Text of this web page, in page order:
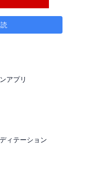
アプリ
ィテーション